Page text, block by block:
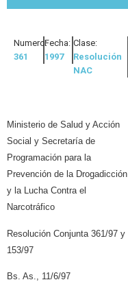
Numero:
361
Fecha:
1997
Clase:
Resolución
NAC
Ministerio de Salud y Acción
Social y Secretaría de
Programación para la
Prevención de la Drogadicción
y la Lucha Contra el
Narcotráfico
Resolución Conjunta 361/97 y
153/97
Bs. As., 11/6/97